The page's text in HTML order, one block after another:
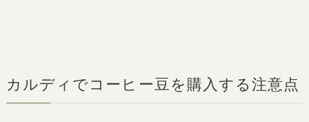
カルディでコーヒー豆を購入する注意点